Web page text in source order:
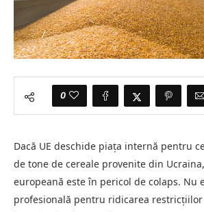
0
Dacă UE deschide piața internă pentru
de tone de cereale provenite din
europeană este în pericol de colaps. Nu
profesională pentru ridicarea restricțiilor